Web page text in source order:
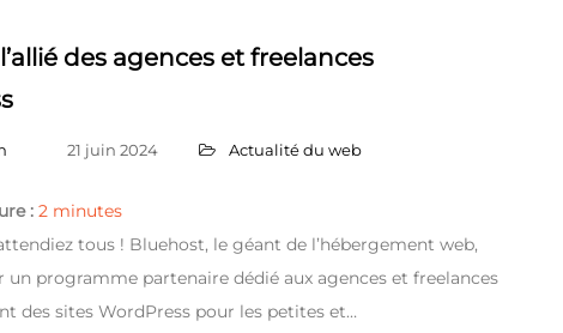
des agences et freelances
21 juin 2024 Actualité du web
: 2 minutes
tous ! Bluehost, le géant de l’hébergement web,
un programme partenaire dédié aux agences et freelances
des sites WordPress pour les petites et…